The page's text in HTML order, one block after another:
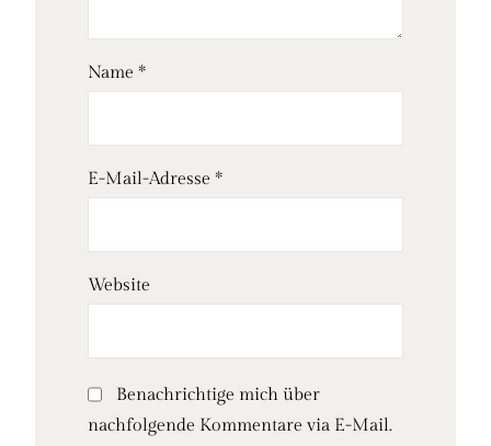
Name *
E-Mail-Adresse *
Website
Benachrichtige mich über
nachfolgende Kommentare via E-Mail.